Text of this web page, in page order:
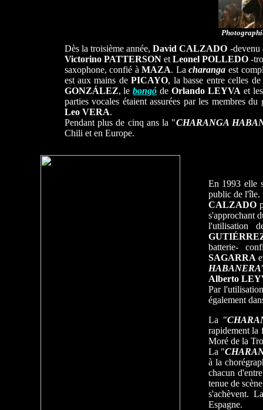
Dès la troisième année,David CALZADO -devenu
Victorino PATTERSONetLeonel POLLEDO -
saxophone, confié àMAZA. Lacharanga est
est aux mains dePICAYO, la basse entre celles
GONZÁLEZ, lebongó deOrlando LEYVA et
parties vocales étaient assurées par les membres
Leo VERA.
Pendant plus de cinq ans la "CHARANGA
Chili et en Europe.
En 1993 elle
public de l'île.
CALZADO
s'approchant
l'utilisation
batterie-
SAGARRA
HABANERA
Alberto
Par
également
La "
rapidement la
Moré de la
La "
à la
chacun
tenue de
s'achèvent.
Espagne.